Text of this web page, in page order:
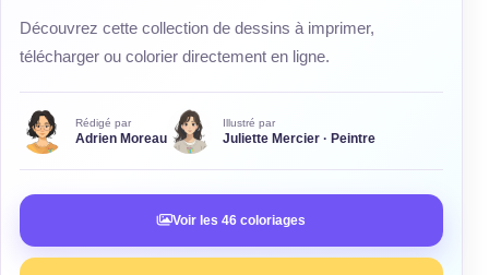
Découvrez cette collection de dessins à imprimer,
télécharger ou colorier directement en ligne.
Rédigé par
Adrien Moreau
Illustré par
Juliette Mercier · Peintre
Voir les 46 coloriages